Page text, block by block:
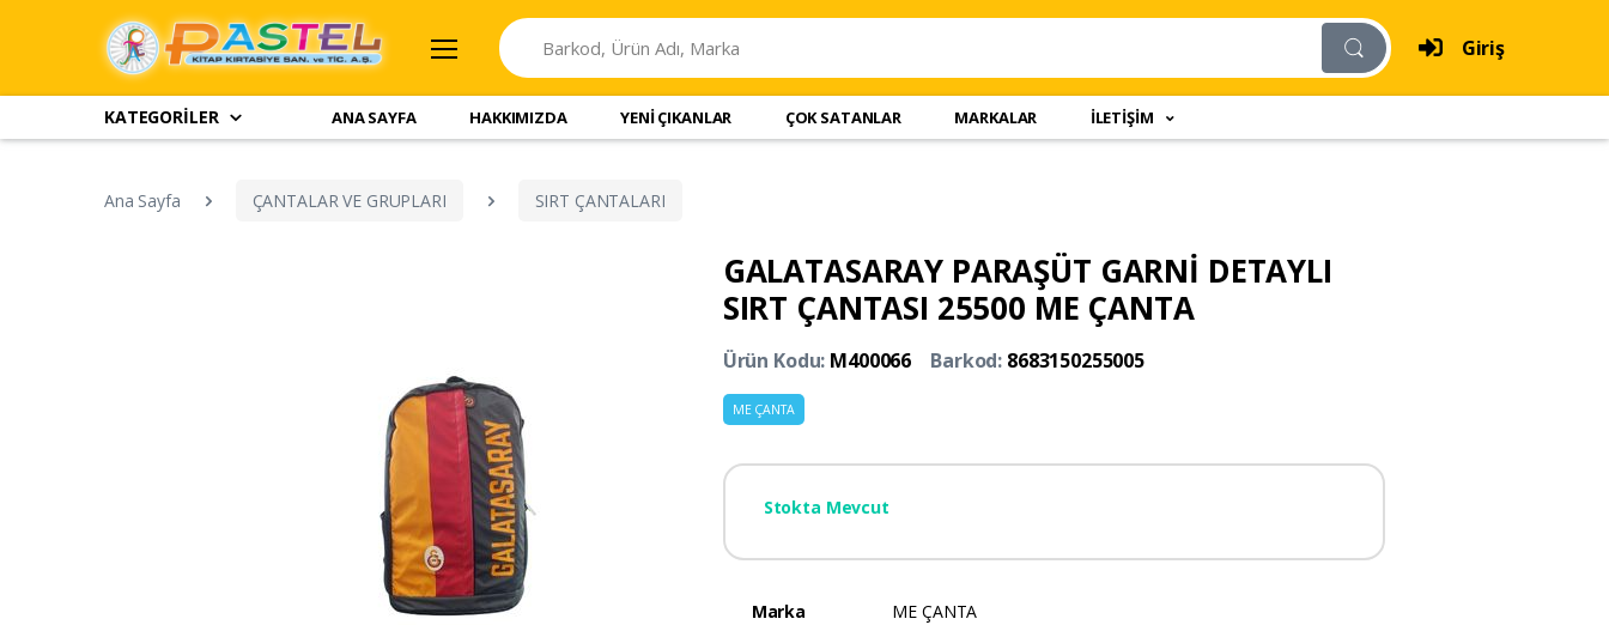
Giriş
KATEGORİLER ANA SAYFA HAKKIMIZDA YENİ ÇIKANLAR ÇOK SATANLAR MARKALAR İLETİŞİM
Ana Sayfa ÇANTALAR VE GRUPLARI SIRT ÇANTALARI
GALATASARAY PARAŞÜT GARNİ DETAYLI
SIRT ÇANTASI 25500 ME ÇANTA
Ürün Kodu: M400066 Barkod: 8683150255005
ME ÇANTA
Stokta Mevcut
Marka ME ÇANTA